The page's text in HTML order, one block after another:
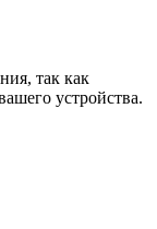
так как
устройства.